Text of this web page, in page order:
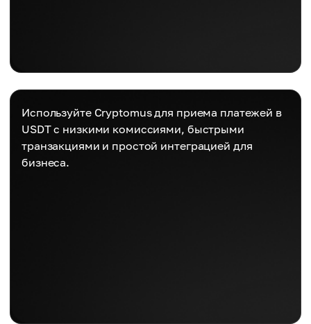
Используйте Cryptomus для приема платежей в
USDT с низкими комиссиями, быстрыми
транзакциями и простой интеграцией для
бизнеса.